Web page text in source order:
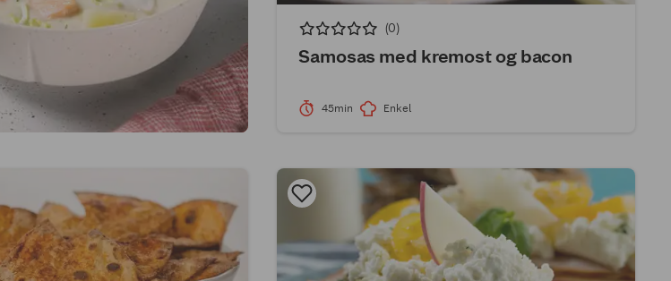
(0)
Samosas med kremost og bacon
45min Enkel